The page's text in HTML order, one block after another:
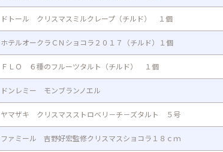
ドトール クリスマスミルクレープ（チルド） １個
ホテルオークラＣＮショコラ２０１７（チルド）１個
ＦＬＯ ６種のフルーツタルト（チルド） １個
ドンレミー モンブランノエル
ヤマザキ クリスマスストロベリ－チ－ズタルト ５号
ファミール 吉野好宏監修クリスマスショコラ１８ｃｍ